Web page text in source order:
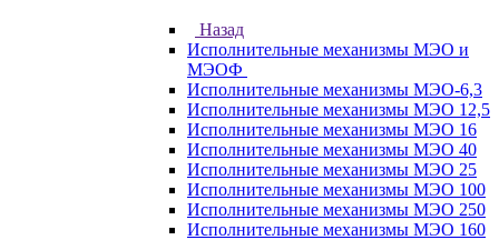
Назад
Исполнительные механизмы МЭО и
МЭОФ
Исполнительные механизмы МЭО-6,3
Исполнительные механизмы МЭО 12,5
Исполнительные механизмы МЭО 16
Исполнительные механизмы МЭО 40
Исполнительные механизмы МЭО 25
Исполнительные механизмы МЭО 100
Исполнительные механизмы МЭО 250
Исполнительные механизмы МЭО 160